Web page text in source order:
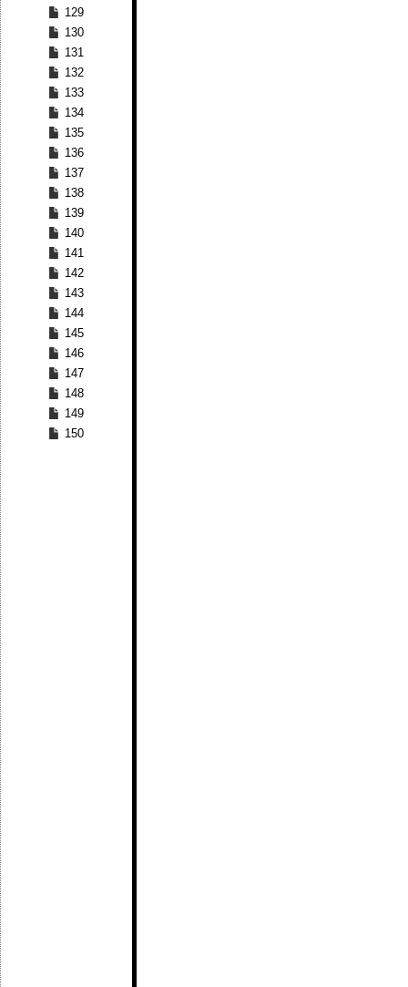
129
130
131
132
133
134
135
136
137
138
139
140
141
142
143
144
145
146
147
148
149
150